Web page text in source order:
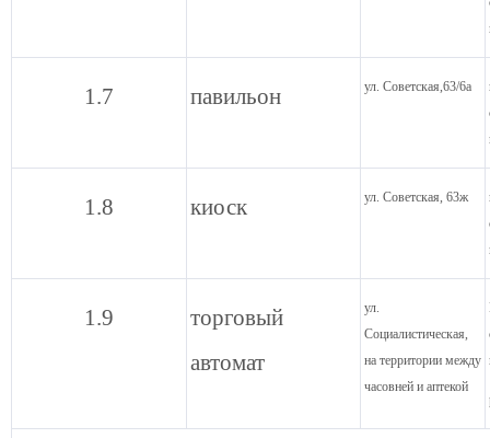
1.7 павильон ул. Советская,63/6а
1.8 киоск ул. Советская, 63ж
1.9
торговый
автомат
ул.
Социалистическая,
на территории между
часовней и аптекой